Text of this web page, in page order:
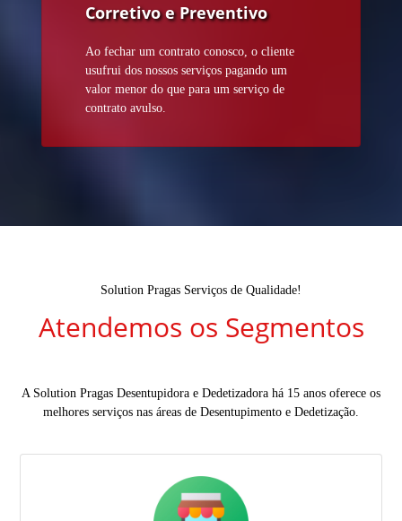
Corretivo e Preventivo
Ao fechar um contrato conosco, o cliente
usufrui dos nossos serviços pagando um
valor menor do que para um serviço de
contrato avulso.
Solution Pragas Serviços de Qualidade!
Atendemos os Segmentos
A Solution Pragas Desentupidora e Dedetizadora há 15 anos oferece os
melhores serviços nas áreas de Desentupimento e Dedetização.